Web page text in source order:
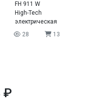
FH 911 W
High-Tech
электрическая
28 13
₽